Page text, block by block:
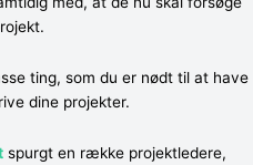
ting, som du er nødt til at have
dine projekter.
spurgt en række projektledere,